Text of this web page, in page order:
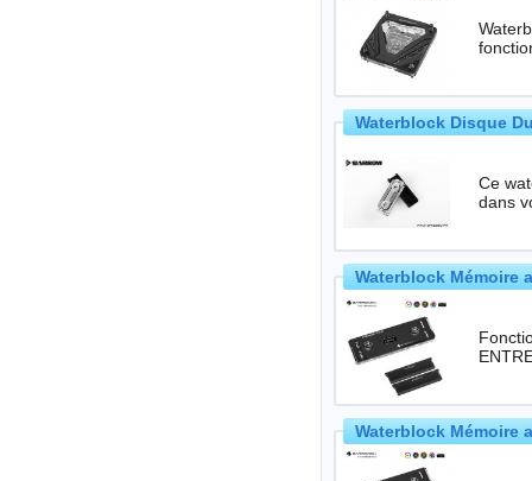
Waterblock Disque
Ce
dans
Waterblock Mémoire
Waterblock Mémoire